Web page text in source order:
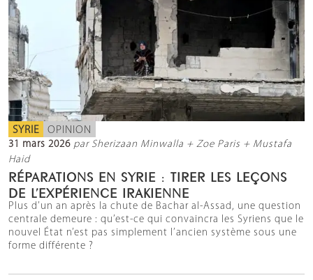
SYRIE OPINION
31 mars 2026 par Sherizaan Minwalla + Zoe Paris + Mustafa
Haid
RÉPARATIONS EN SYRIE : TIRER LES LEÇONS
DE L’EXPÉRIENCE IRAKIENNE
Plus d’un an après la chute de Bachar al-Assad, une question
centrale demeure : qu’est-ce qui convaincra les Syriens que le
nouvel État n’est pas simplement l’ancien système sous une
forme différente ?